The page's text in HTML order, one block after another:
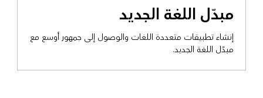
مبدّل اللغة الجديد
إنشاء تطبيقات متعددة اللغات والوصول إلى جمهور أوسع مع
مبدّل اللغة الجديد.